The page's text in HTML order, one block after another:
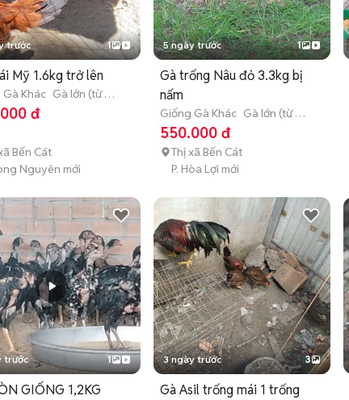
trước 1
Mỹ 1.6kg trở lên
Khác Gà lớn (từ 3
tuổi) đ
Bến Cát
Nguyên mới
5 ngày trước 1
Gà trống Nâu đỏ 3.3kg bị
nấm
Giống Gà Khác Gà lớn (từ 3
tháng tuổi)
550.000 đ
Thị xã Bến Cát
P. Hòa Lợi mới
trước 1
GIỐNG 1,2KG
3 ngày trước 3
Gà Asil trống mái 1 trống